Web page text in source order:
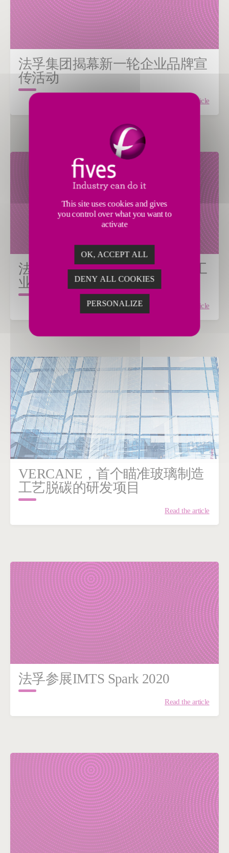
法孚集团揭幕新一轮企业品牌宣
传活动
Read the article
法孚向墨西哥工业家展示未来工
业
Read the article
VERCANE，首个瞄准玻璃制造
工艺脱碳的研发项目
Read the article
法孚参展IMTS Spark 2020
Read the article
This site uses cookies and gives
you control over what you want to
activate
OK, ACCEPT ALL
DENY ALL COOKIES
PERSONALIZE